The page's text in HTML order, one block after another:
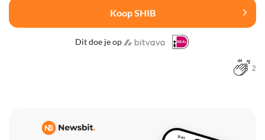
Koop SHIB
Dit doe je op
2